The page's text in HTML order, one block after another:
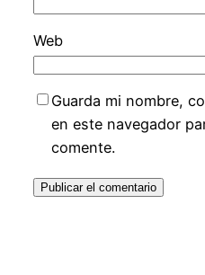
Web
Guarda mi nombre,
en este navegador
comente.